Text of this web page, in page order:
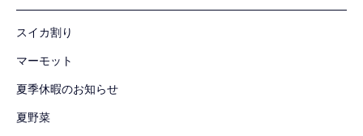
スイカ割り
マーモット
夏季休暇のお知らせ
夏野菜